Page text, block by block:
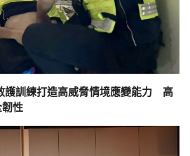
護訓練打造高威脅情境應變能力 高
性